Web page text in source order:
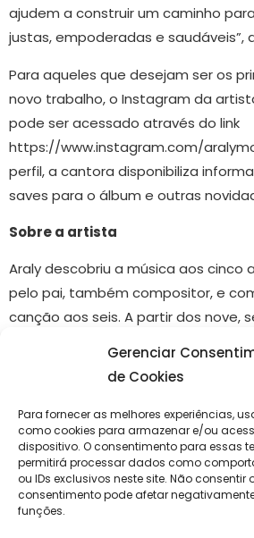
Gerenciar
de Cookies
Para fornecer as melhores experiências,
como cookies para armazenar e/ou
dispositivo. O consentimento para essas
permitirá processar dados como
ou IDs exclusivos neste site. Não consentir
consentimento pode afetar
funções.
ajudem a construir um caminho
justas, empoderadas e saudáveis”,
Para aqueles que desejam ser os
novo trabalho, o Instagram da
pode ser acessado através do link
https://www.instagram.com/
perfil, a cantora disponibiliza
saves para o álbum e outras
Sobre a artista
Araly descobriu a música aos cinco
pelo pai, também compositor, e
canção aos seis. A partir dos nove,
Novo Canto 2000, em Aracaju, com
Mais”; o Festival Tons e Sons de
“Sensações”; o FLAMP – Festival
Popular com “Cadê Você?”; o
Uma Canção, com “Fuga”; e o